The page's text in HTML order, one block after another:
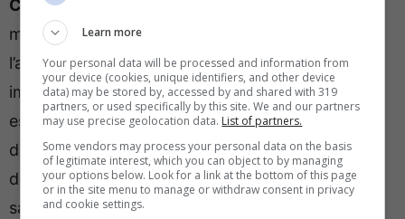
Chivusia orientato a schierare Bonny dal primo
minuto al fianco di
l’attaccante argentino, rientrato per ultimo dagli
impegni con la nazionale, non può fermarsi ed
essendo il capitano stringerà i denti per esserci
dall’inizio. AnchePio Espositosta scalpitando
dopo l’ottima figura fatta in azzurro, ma per lui ci
sarà spazio a gara in corso con ogni probabilità.
Learn more
Your personal data will be processed and information from
your device (cookies, unique identifiers, and other device
data) may be stored by, accessed by and shared with 319
partners, or used specifically by this site. We and our partners
may use precise geolocation data. List of partners.
Some vendors may process your personal data on the basis
of legitimate interest, which you can object to by managing
your options below. Look for a link at the bottom of this page
or in the site menu to manage or withdraw consent in privacy
and cookie settings.